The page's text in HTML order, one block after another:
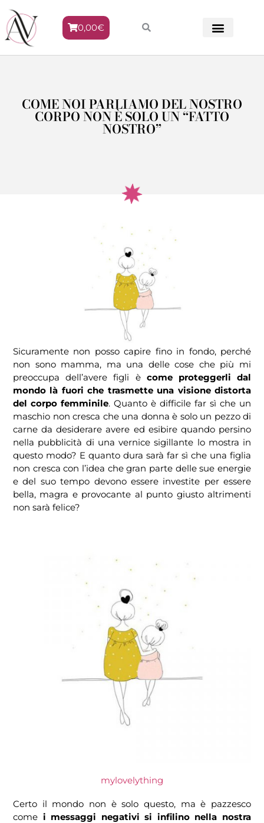
0,00€
COME NOI PARLIAMO DEL NOSTRO
CORPO NON È SOLO UN “FATTO
NOSTRO”
Sicuramente non posso capire fino in fondo, perché
non sono mamma, ma una delle cose che più mi
preoccupa dell’avere figli è come proteggerli dal
mondo là fuori che trasmette una visione distorta
del corpo femminile. Quanto è difficile far sì che un
maschio non cresca che una donna è solo un pezzo di
carne da desiderare avere ed esibire quando persino
nella pubblicità di una vernice sigillante lo mostra in
questo modo? E quanto dura sarà far sì che una figlia
non cresca con l’idea che gran parte delle sue energie
e del suo tempo devono essere investite per essere
bella, magra e provocante al punto giusto altrimenti
non sarà felice?
mylovelything
Certo il mondo non è solo questo, ma è pazzesco
come i messaggi negativi si infilino nella nostra